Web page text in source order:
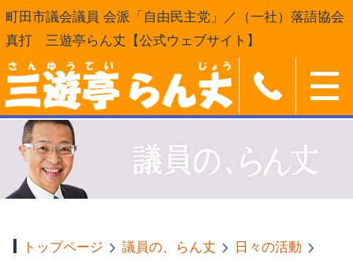
町田市議会議員 会派「自由民主党」／（一社）落語協会
真打 三遊亭らん丈【公式ウェブサイト】
トップページ 議員の、らん丈
日々の活動